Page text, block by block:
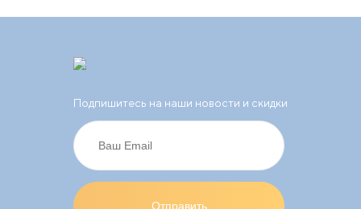
Подпишитесь на наши новости и скидки